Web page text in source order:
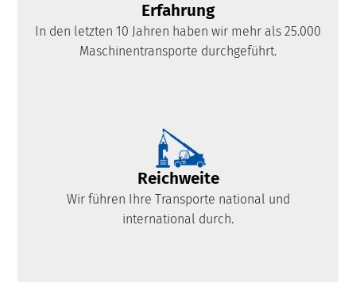
Erfahrung
In den letzten 10 Jahren haben wir mehr als 25.000
Maschinentransporte durchgeführt.
Reichweite
Wir führen Ihre Transporte national und
international durch.